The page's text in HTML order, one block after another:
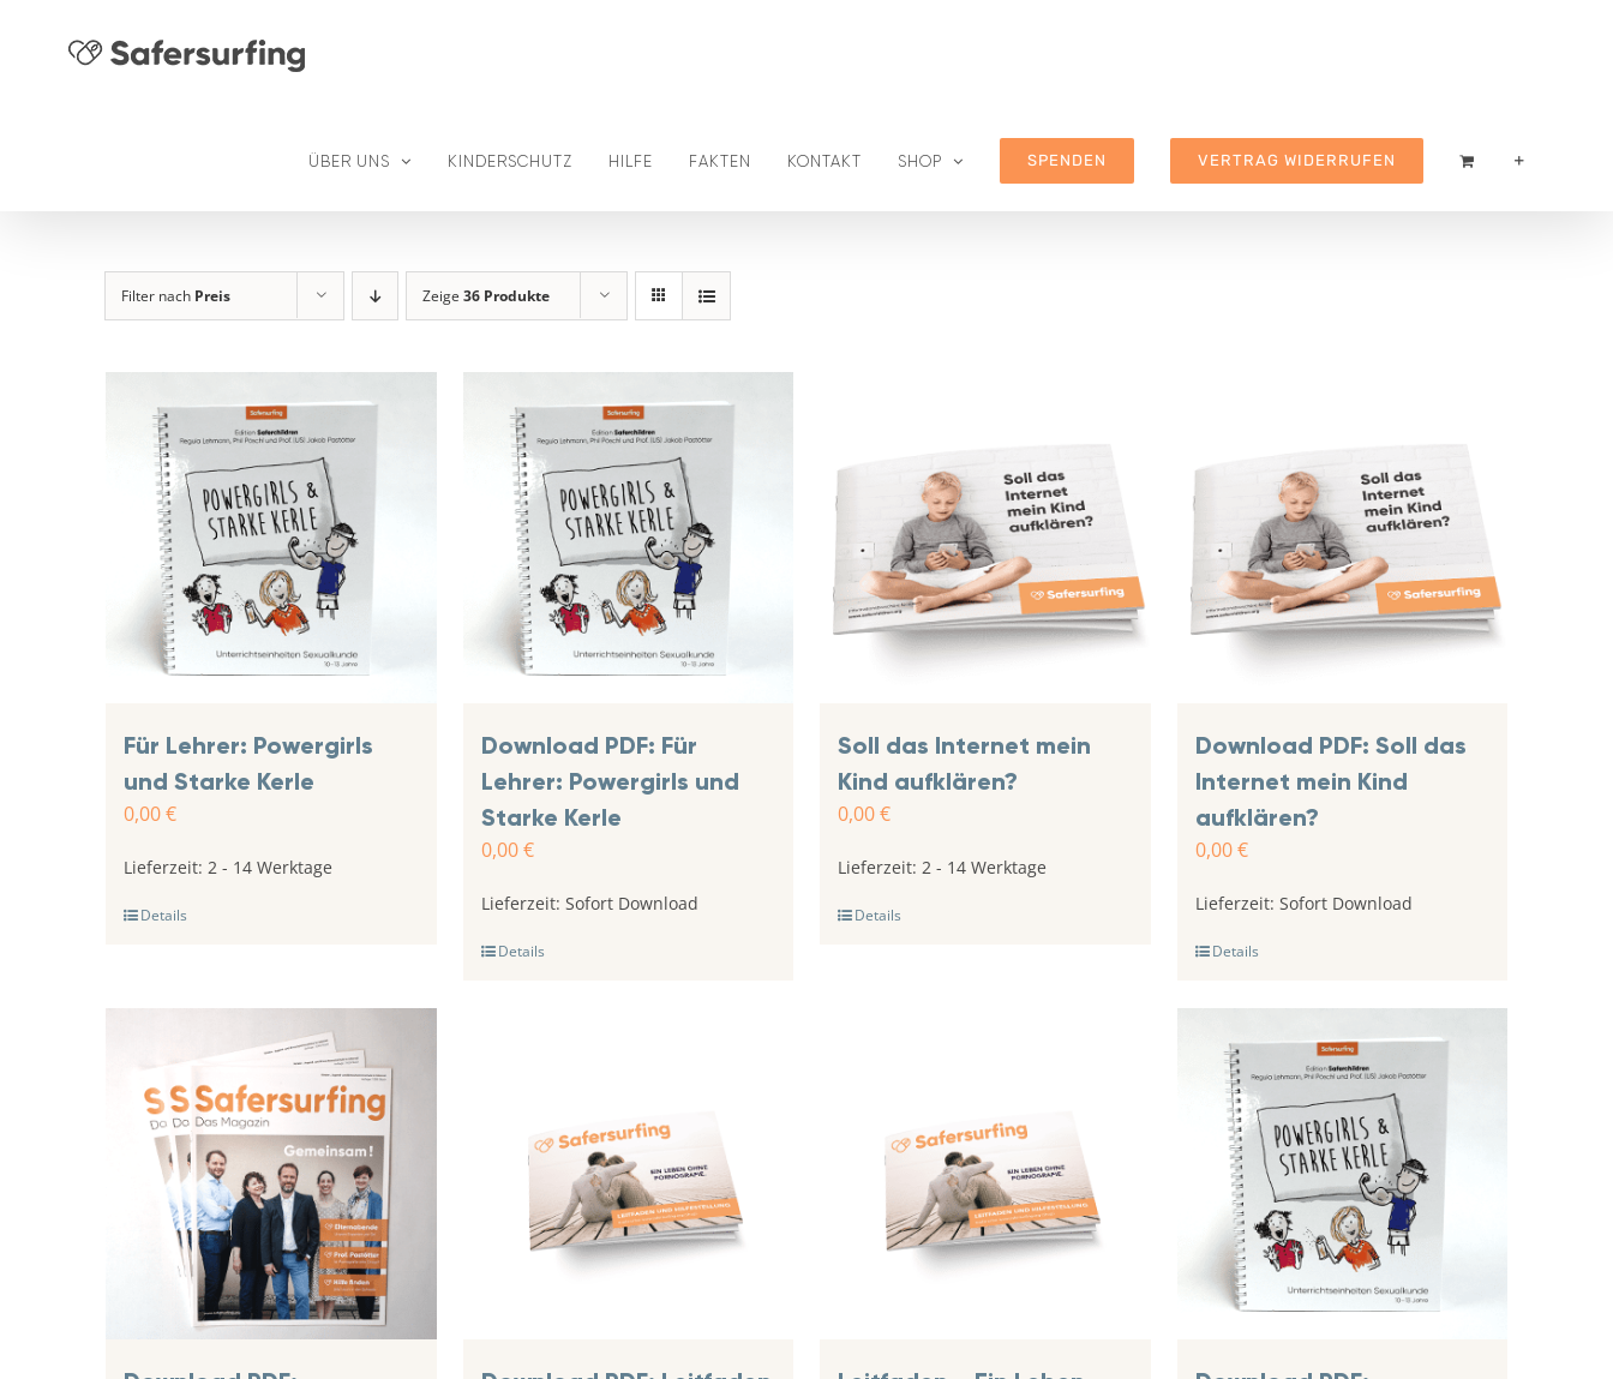
springen
ÜBER UNS KINDERSCHUTZ HILFE FAKTEN KONTAKT SHOP SPENDEN VERTRAG WIDERRUFEN
Filter nach Preis Zeige 36 Produkte
Für Lehrer: Powergirls
und Starke Kerle
0,00€
Lieferzeit: 2 - 14 Werktage
Details
Download PDF: Für
Lehrer: Powergirls und
Starke Kerle
0,00€
Lieferzeit: Sofort Download
Details
Soll das Internet mein
Kind aufklären?
0,00€
Lieferzeit: 2 - 14 Werktage
Details
Download PDF: Soll das
Internet mein Kind
aufklären?
0,00€
Lieferzeit: Sofort Download
Details